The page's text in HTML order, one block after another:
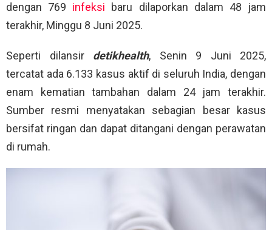
dengan 769 infeksi baru dilaporkan dalam 48 jam
terakhir, Minggu 8 Juni 2025.
Seperti dilansir detikhealth, Senin 9 Juni 2025,
tercatat ada 6.133 kasus aktif di seluruh India, dengan
enam kematian tambahan dalam 24 jam terakhir.
Sumber resmi menyatakan sebagian besar kasus
bersifat ringan dan dapat ditangani dengan perawatan
di rumah.